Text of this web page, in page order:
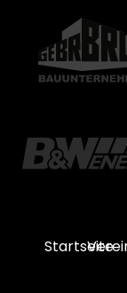
Startseite